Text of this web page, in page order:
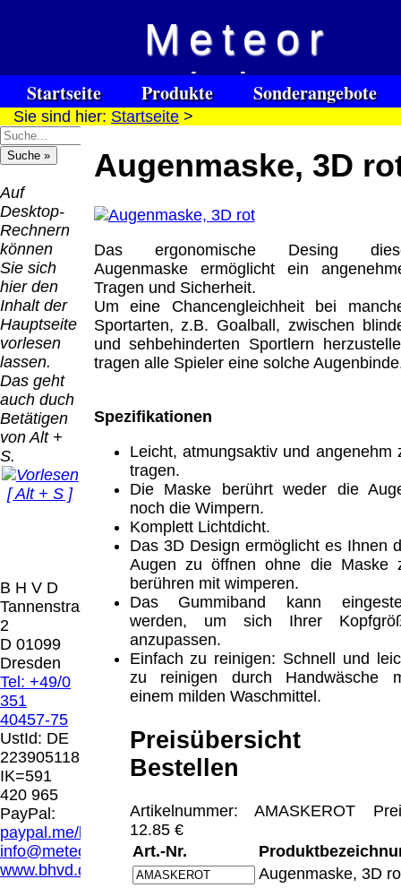
Meteor
Vision
Spezialuhrenspecial
watches
/ deafblind / sourdes et aveugles
Startseite Produkte
Sonderangebote
Kontakt
Impressum
Links
Hilfsmittel
Warenkorb
Sie sind hier: Startseite >
Auf
Desktop-
Rechnern
können
Sie sich
hier den
Inhalt der
Hauptseite
vorlesen
lassen.
Das geht
auch duch
Betätigen
von Alt +
S.
[ Alt + S ]
B H V D
Tannenstrasse
2
D 01099
Dresden
Tel: +49/0
351
40457-75
UstId: DE
223905118
IK=591
420 965
PayPal:
paypal.me/blindenhilfsmittel
info@meteor.vision
www.bhvd.de
Augenmaske, 3D
Das ergonomische Desing
Augenmaske ermöglicht ein
Tragen und Sicherheit.
Um eine Chancengleichheit bei
Sportarten, z.B. Goalball, zwischen
und sehbehinderten Sportlern
tragen alle Spieler eine solche
Spezifikationen
Leicht, atmungsaktiv und angenehm
tragen.
Die Maske berührt weder die
noch die Wimpern.
Komplett Lichtdicht.
Das 3D Design ermöglicht es Ihnen
Augen zu öffnen ohne die Maske
berühren mit wimperen.
Das Gummiband kann
werden, um sich Ihrer
anzupassen.
Einfach zu reinigen: Schnell und
zu reinigen durch Handwäsche
einem milden Waschmittel.
Preisübersicht
Bestellen
Artikelnummer: AMASKEROT
12.85 €
Art.-Nr.
Augenmaske, 3D
QR
Code:
Versandkosten DHL
Standard bis 5kg
Deutschland
8.95 €
Deutschland
€
Deutschland
PayPal: 6.95 €
EU (inkl.
Schweiz)
Vorkasse:
20.00 €
EU (inkl.
Schweiz)
Der Versand erfolgt
als versichertes
Paket.
Selbstabholung
vom Büro oder
von
Ausstellungen:
0.00 €
Software
Download only
Deutschland
0.00 €
Deutschland
0.00 €
Schweiz)
Vorkasse:
0.00 €
EU (inkl.
Schweiz)
PayPal:
0.00 €
Versandart
Email z.B. einen
und die
Rechnung /
Lieferschein. Sie
erhalten also
keinen
Datenträger.
Die in diesem Dokument genannten
Warenzeichen sind Eigentum der jeweiligen
Firmen. Preisänderungen, Irrtümer und
technische Änderungen vorbehalten.
letzte Änderung: 21. Februar 2026 Blinden
Hilfsmittel Vertrieb Dresden,
Mit einem Urteil vom 12.05.1998 - 312 O
85/98 - Haftung für Links hat das Landgericht
Hamburg entschieden, dass man durch die
Anbringung eines Links, die Inhalte der
gelinkten Seite ggf. mit zu verantworten hat.
Dieses kann nur dadurch verhindert werden,
dass man sich ausdrücklich von diesen
2026
Wir